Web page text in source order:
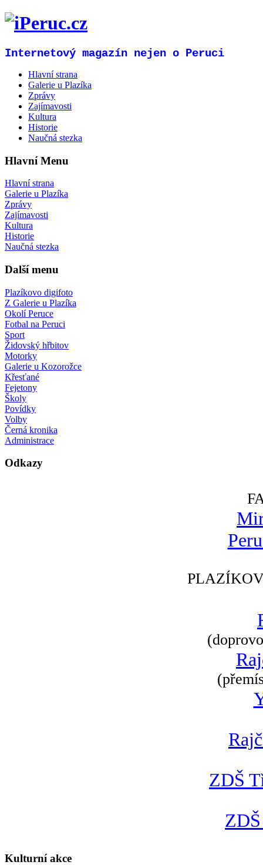
Internetový magazín nejen o Peruci
Hlavní strana
Galerie u Plazíka
Zprávy
Zajímavosti
Kultura
Historie
Naučná stezka
Hlavní Menu
Hlavní strana
Galerie u Plazíka
Zprávy
Zajímavosti
Kultura
Historie
Naučná stezka
Další menu
Plazíkovo digifoto
Z Galerie u Plazíka
Okolí Peruce
Fotbal na Peruci
Sport
Židovský hřbitov
Motorky
Galerie u Kozorožce
Křesťané
Fejetony
Školy
Povídky
Volby
Černá kronika
Administrace
Odkazy
ZDŠ
Kulturní akce